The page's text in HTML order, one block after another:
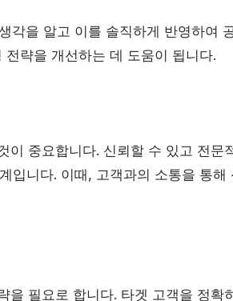
각을 알고 이를 솔직하게 반영하여
략을 개선하는 데 도움이 됩니다.
이 중요합니다. 신뢰할 수 있고 전문
입니다. 이때, 고객과의 소통을 통해
을 필요로 합니다. 타겟 고객을 정확